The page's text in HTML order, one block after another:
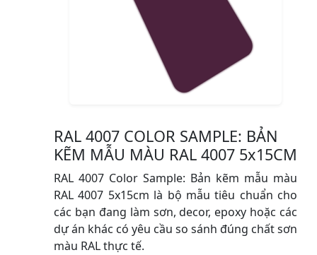
RAL 4007 COLOR SAMPLE: BẢN
KẼM MẪU MÀU RAL 4007 5x15CM
RAL 4007 Color Sample: Bản kẽm mẫu màu
RAL 4007 5x15cm là bộ mẫu tiêu chuẩn cho
các bạn đang làm sơn, decor, epoxy hoặc các
dự án khác có yêu cầu so sánh đúng chất sơn
màu RAL thực tế.